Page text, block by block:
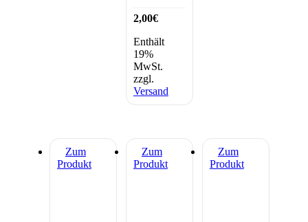
2,00€
Enthält
19%
MwSt.
zzgl.
Versand
Zum
Produkt
Zum
Produkt
Zum
Produkt